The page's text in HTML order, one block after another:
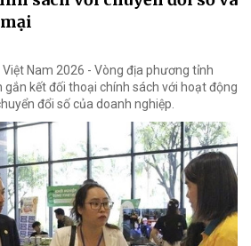
Nam 2026 - Vòng địa phương tỉnh
gắn kết đối thoại chính sách với hoạt động
đổi số của doanh nghiệp.